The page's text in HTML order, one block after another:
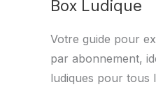
Box Ludique
Votre guide pour
par abonnement,
ludiques pour tous